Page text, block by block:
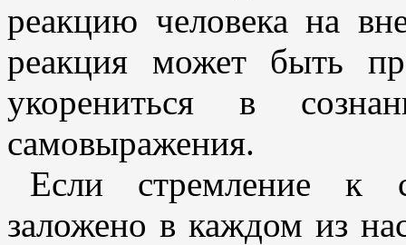
реакцию человека на
реакция может быть
укорениться в
самовыражения.
Если стремление к
заложено в каждом из